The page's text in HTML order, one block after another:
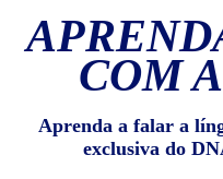
COM
Aprenda a falar a
exclusiva do